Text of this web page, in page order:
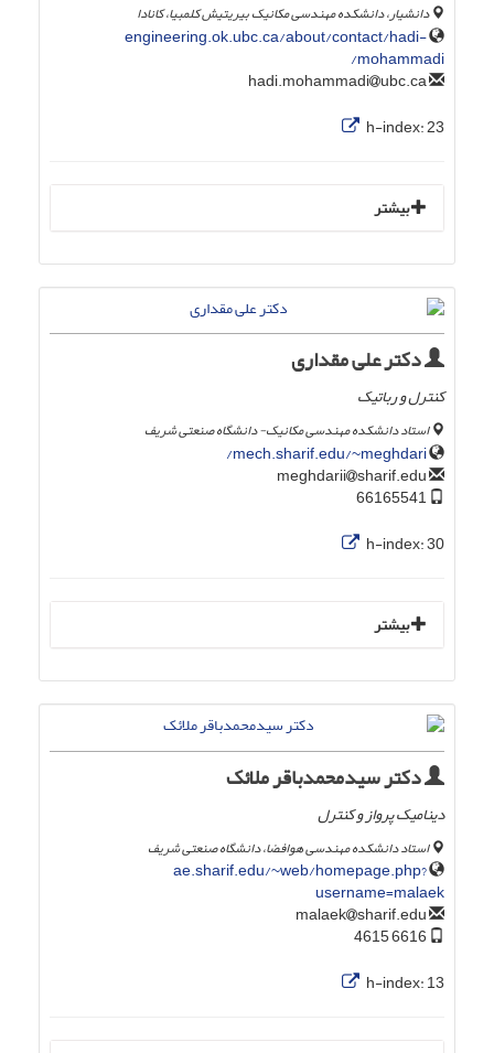
دانشیار، دانشکده مهندسی مکانیک بیریتیش کلمبیا، کانادا
engineering.ok.ubc.ca/about/contact/hadi-
mohammadi/
ubc.ca
h-index:23
بیشتر
دکتر علی مقداری
کنترل و رباتیک
استاد دانشکده مهندسی مکانیک- دانشگاه صنعتی شریف
mech.sharif.edu/~meghdari/
sharif.edu
h-index:30
بیشتر
دکتر سیدمحمدباقر ملائک
دینامیک پرواز و کنترل
استاد دانشکده مهندسی هوافضا، دانشگاه صنعتی شریف
ae.sharif.edu/~web/homepage.php?
username=malaek
sharif.edu
h-index:13